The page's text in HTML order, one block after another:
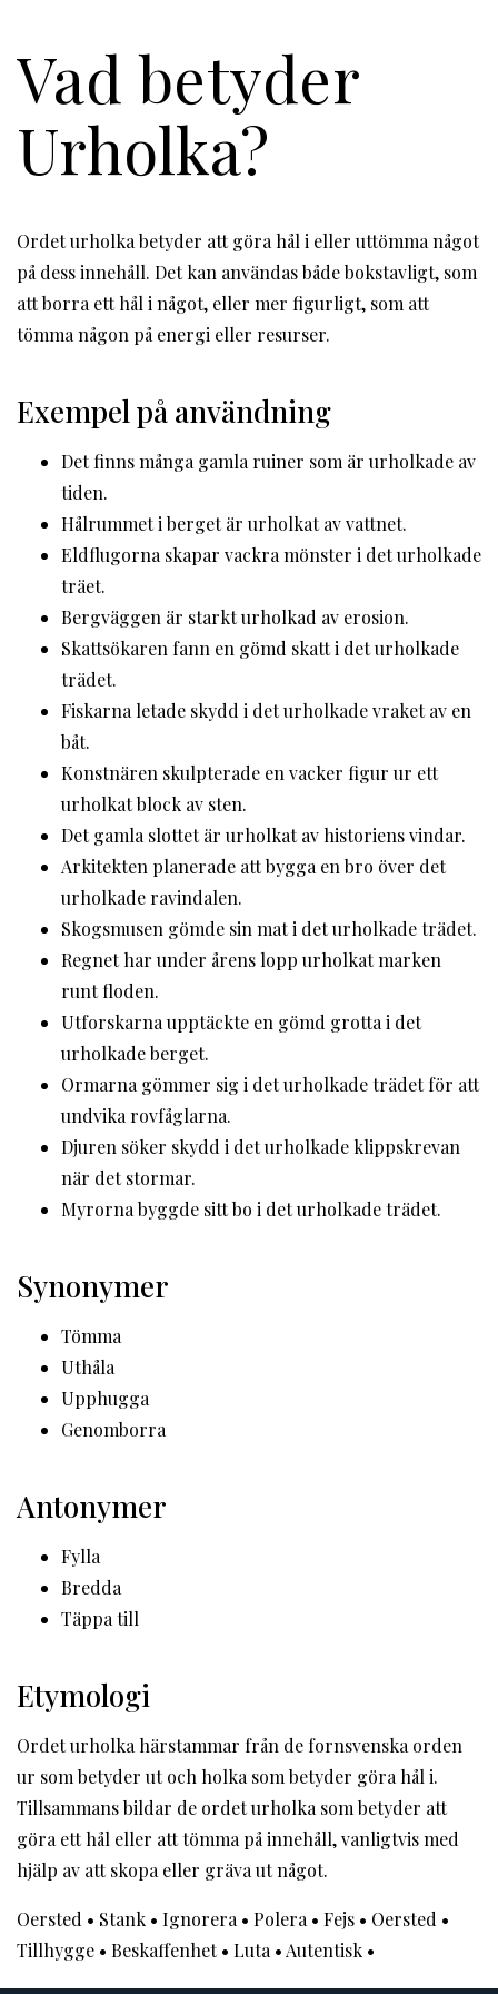
Vad betyder
Urholka?
Ordet urholka betyder att göra hål i eller uttömma något
på dess innehåll. Det kan användas både bokstavligt, som
att borra ett hål i något, eller mer figurligt, som att
tömma någon på energi eller resurser.
Exempel på användning
Det finns många gamla ruiner som är urholkade av
tiden.
Hålrummet i berget är urholkat av vattnet.
Eldflugorna skapar vackra mönster i det urholkade
träet.
Bergväggen är starkt urholkad av erosion.
Skattsökaren fann en gömd skatt i det urholkade
trädet.
Fiskarna letade skydd i det urholkade vraket av en
båt.
Konstnären skulpterade en vacker figur ur ett
urholkat block av sten.
Det gamla slottet är urholkat av historiens vindar.
Arkitekten planerade att bygga en bro över det
urholkade ravindalen.
Skogsmusen gömde sin mat i det urholkade trädet.
Regnet har under årens lopp urholkat marken
runt floden.
Utforskarna upptäckte en gömd grotta i det
urholkade berget.
Ormarna gömmer sig i det urholkade trädet för att
undvika rovfåglarna.
Djuren söker skydd i det urholkade klippskrevan
när det stormar.
Myrorna byggde sitt bo i det urholkade trädet.
Synonymer
Tömma
Uthåla
Upphugga
Genomborra
Antonymer
Fylla
Bredda
Täppa till
Etymologi
Ordet urholka härstammar från de fornsvenska orden
ur som betyder ut och holka som betyder göra hål i.
Tillsammans bildar de ordet urholka som betyder att
göra ett hål eller att tömma på innehåll, vanligtvis med
hjälp av att skopa eller gräva ut något.
Oersted • Stank • Ignorera • Polera • Fejs • Oersted •
Tillhygge • Beskaffenhet• Luta • Autentisk •